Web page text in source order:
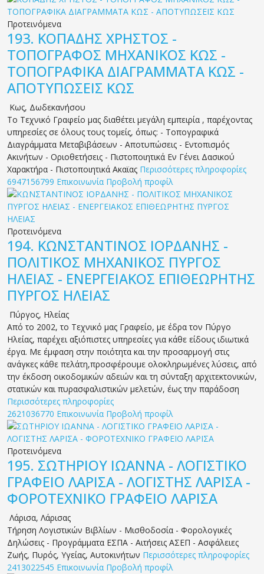
Προτεινόμενα
193. ΚΟΠΑΔΗΣ ΧΡΗΣΤΟΣ -
ΤΟΠΟΓΡΑΦΟΣ ΜΗΧΑΝΙΚΟΣ ΚΩΣ -
ΤΟΠΟΓΡΑΦΙΚΑ ΔΙΑΓΡΑΜΜΑΤΑ ΚΩΣ -
ΑΠΟΤΥΠΩΣΕΙΣ ΚΩΣ
Κως, Δωδεκανήσου
Το Τεχνικό Γραφείο μας διαθέτει μεγάλη εμπειρία , παρέχοντας
υπηρεσίες σε όλους τους τομείς, όπως: - Τοπογραφικά
Διαγράμματα Μεταβιβάσεων - Αποτυπώσεις - Εντοπισμός
Ακινήτων - Οριοθετήσεις - Πιστοποιητικά Εν Γένει Δασικού
Χαρακτήρα - Πιστοποιητικά Ακαϊας Περισσότερες πληροφορίες
6947156799 Επικοινωνία Προβολή προφίλ
Προτεινόμενα
194. ΚΩΝΣΤΑΝΤΙΝΟΣ ΙΟΡΔΑΝΗΣ -
ΠΟΛΙΤΙΚΟΣ ΜΗΧΑΝΙΚΟΣ ΠΥΡΓΟΣ
ΗΛΕΙΑΣ - ΕΝΕΡΓΕΙΑΚΟΣ ΕΠΙΘΕΩΡΗΤΗΣ
ΠΥΡΓΟΣ ΗΛΕΙΑΣ
Πύργος, Ηλείας
Από το 2002, το Τεχνικό μας Γραφείο, με έδρα τον Πύργο
Ηλείας, παρέχει αξιόπιστες υπηρεσίες για κάθε είδους ιδιωτικά
έργα. Με έμφαση στην ποιότητα και την προσαρμογή στις
ανάγκες κάθε πελάτη,προσφέρουμε ολοκληρωμένες λύσεις, από
την έκδοση οικοδομικών αδειών και τη σύνταξη αρχιτεκτονικών,
στατικών και πυρασφαλιστικών μελετών, έως την παράδοση
Περισσότερες πληροφορίες
2621036770 Επικοινωνία Προβολή προφίλ
Προτεινόμενα
195. ΣΩΤΗΡΙΟΥ ΙΩΑΝΝΑ - ΛΟΓΙΣΤΙΚΟ
ΓΡΑΦΕΙΟ ΛΑΡΙΣΑ - ΛΟΓΙΣΤΗΣ ΛΑΡΙΣΑ -
ΦΟΡΟΤΕΧΝΙΚΟ ΓΡΑΦΕΙΟ ΛΑΡΙΣΑ
Λάρισα, Λάρισας
Τήρηση Λογιστικών Βιβλίων - Μισθοδοσία - Φορολογικές
Δηλώσεις - Προγράμματα ΕΣΠΑ - Αιτήσεις ΑΣΕΠ - Ασφάλειες
Ζωής, Πυρός, Υγείας, Αυτοκινήτων Περισσότερες πληροφορίες
2413022545 Επικοινωνία Προβολή προφίλ